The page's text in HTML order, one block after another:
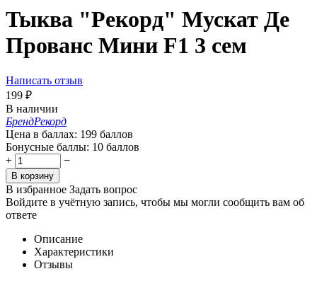
Тыква "Рекорд" Мускат Де
Прованс Мини F1 3 сем
Написать отзыв
199 ₽
В наличии
БрендРекорд
Цена в баллах: 199 баллов
Бонусные баллы: 10 баллов
+
−
В корзину
В избранное Задать вопрос
Войдите в учётную запись, чтобы мы могли сообщить вам об
ответе
Описание
Характеристики
Отзывы